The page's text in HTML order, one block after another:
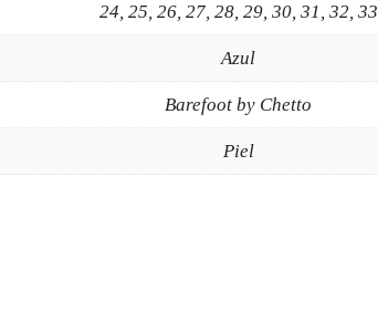
24, 25, 26, 27, 28, 29, 30, 31, 32, 33
Azul
Barefoot by Chetto
Piel